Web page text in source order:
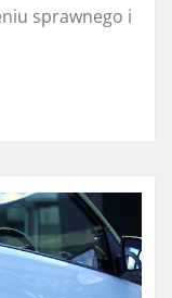
sprawnego i